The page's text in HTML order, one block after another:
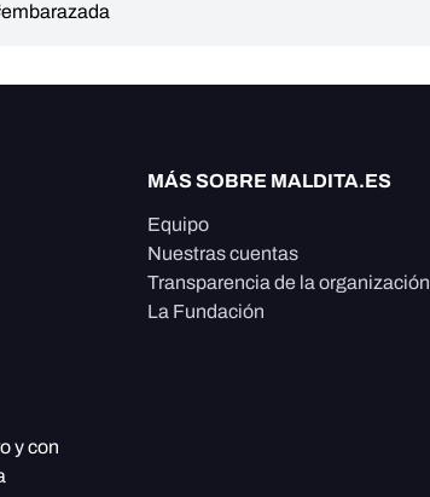
MÁS SOBRE MALDITA.ES
Equipo
Nuestras cuentas
Transparencia de la organización
La Fundación
y con